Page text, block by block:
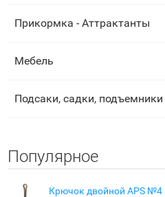
Прикормка - Аттрактанты
Мебель
Подсаки, садки, подъемники
Популярное
Крючок двойной APS №4